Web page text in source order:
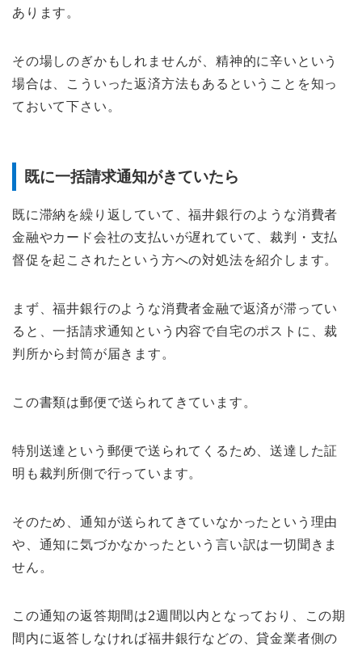
あります。
その場しのぎかもしれませんが、精神的に辛いという
場合は、こういった返済方法もあるということを知っ
ておいて下さい。
既に一括請求通知がきていたら
既に滞納を繰り返していて、福井銀行のような消費者
金融やカード会社の支払いが遅れていて、裁判・支払
督促を起こされたという方への対処法を紹介します。
まず、福井銀行のような消費者金融で返済が滞ってい
ると、一括請求通知という内容で自宅のポストに、裁
判所から封筒が届きます。
この書類は郵便で送られてきています。
特別送達という郵便で送られてくるため、送達した証
明も裁判所側で行っています。
そのため、通知が送られてきていなかったという理由
や、通知に気づかなかったという言い訳は一切聞きま
せん。
この通知の返答期間は2週間以内となっており、この期
間内に返答しなければ福井銀行などの、貸金業者側の